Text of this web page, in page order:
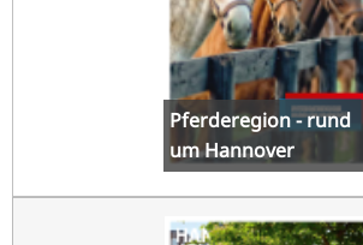
Pferderegion - rund
um Hannover